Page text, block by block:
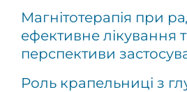
Магнітотерапія при
ефективне лікування
перспективи
Роль крапельниці з